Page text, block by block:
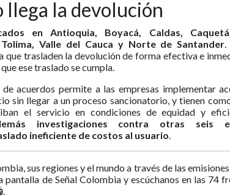
llega la devolución
en Antioquia, Boyacá, Caldas,
Valle del Cauca y Norte de Santander.
trasladen la devolución de forma efectiva e
ese traslado se cumpla.
acuerdos permite a las empresas implementar
sin llegar a un proceso sancionatorio, y tienen
el servicio en condiciones de equidad y
investigaciones contra otras seis
ineficiente de costos al usuario.
sus regiones y el mundo a través de las
de Señal Colombia y escúchanos en las 74